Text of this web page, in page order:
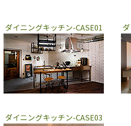
ダイニングキッチン-CASE01
ダイニングキッチン-CASE03